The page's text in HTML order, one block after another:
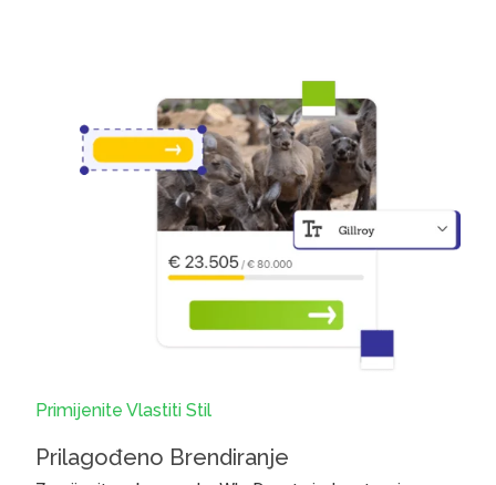
Primijenite Vlastiti Stil
Prilagođeno Brendiranje